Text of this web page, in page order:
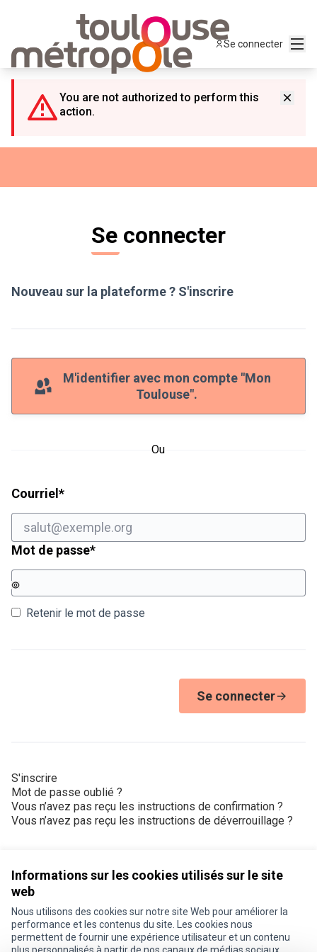
Informations sur les cookies utilisés sur le site
web
Nous utilisons des cookies sur notre site Web pour améliorer la
performance et les contenus du site. Les cookies nous
permettent de fournir une expérience utilisateur et un contenu
Se connecter
You are not authorized to perform this
action.
Se connecter
Nouveau sur la plateforme ? S'inscrire
M'identifier avec mon compte "Mon
Toulouse".
Ou
Courriel *Champ obligatoire
Mot de passe*Champ obligatoire
Retenir le mot de passe
Se connecter
S'inscrire
Mot de passe oublié ?
Vous n’avez pas reçu les instructions de confirmation ?
Vous n’avez pas reçu les instructions de déverrouillage ?
Conditions d'utilisation
Paramètres des cookies
Je participe ! sur X
Je participe ! sur Facebook
Je participe ! sur Instagram